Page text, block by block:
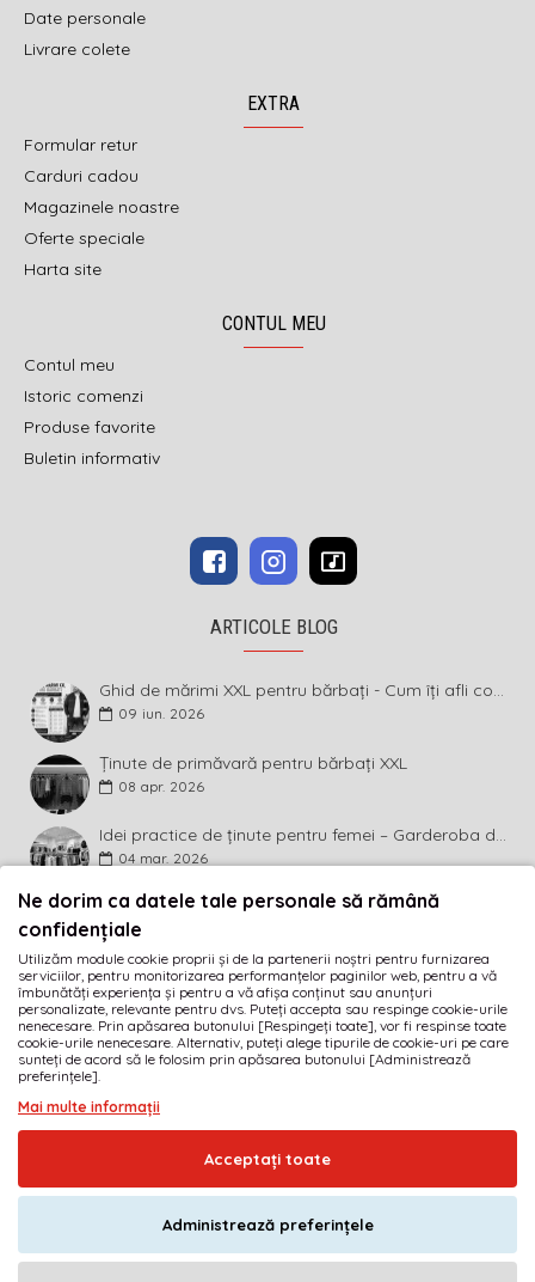
Date personale
Livrare colete
EXTRA
Formular retur
Carduri cadou
Magazinele noastre
Oferte speciale
Harta site
CONTUL MEU
Contul meu
Istoric comenzi
Produse favorite
Buletin informativ
ARTICOLE BLOG
Ghid de mărimi XXL pentru bărbați - Cum îți afli corect măsura și ce înseamnă diferența dintre mărimi
09 iun. 2026
Ținute de primăvară pentru bărbați XXL
08 apr. 2026
Idei practice de ținute pentru femei – Garderoba de primăvară 2026 în mărimi mari
04 mar. 2026
BULETIN INFORMATIV
Abonează-te la buletinul informativ și fii primul care
descoperă ultimele noutăți și cele mai atractive promoții!
MĂ ABONEZ
Am citit şi sunt de acord cu
imbracamintexxl.ro· Realizat de
Ne dorim ca datele tale personale să rămână
confidențiale
Utilizăm module cookie proprii și de la partenerii noștri pentru furnizarea
serviciilor, pentru monitorizarea performanțelor paginilor web, pentru a vă
îmbunătăți experiența și pentru a vă afișa conținut sau anunțuri
personalizate, relevante pentru dvs. Puteți accepta sau respinge cookie-urile
nenecesare. Prin apăsarea butonului [Respingeți toate], vor fi respinse toate
cookie-urile nenecesare. Alternativ, puteți alege tipurile de cookie-uri pe care
sunteți de acord să le folosim prin apăsarea butonului [Administrează
preferințele].
Mai multe informații
Acceptați toate
Administrează preferințele